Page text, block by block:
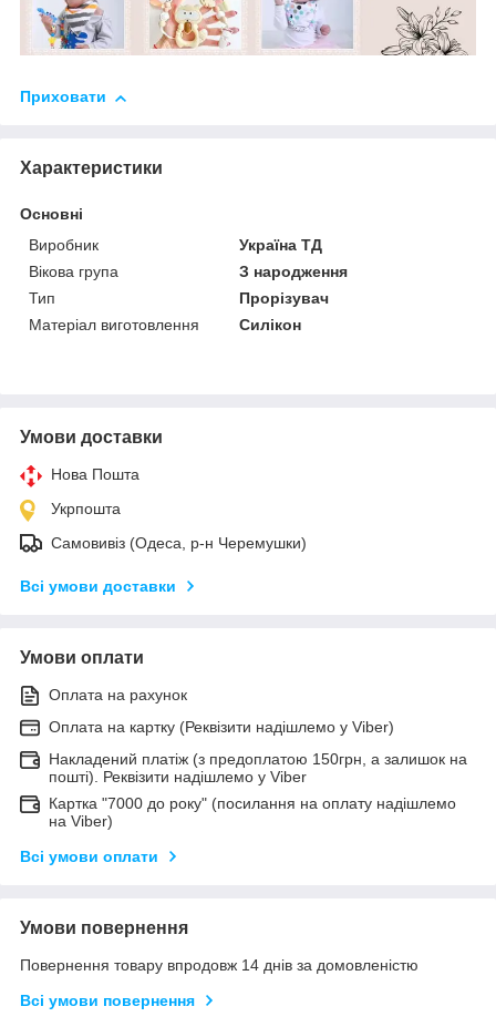
Приховати
Характеристики
Основні
Виробник
Україна ТД
Вікова група
З народження
Тип
Прорізувач
Матеріал виготовлення
Силікон
Умови доставки
Нова Пошта
Укрпошта
Самовивіз (Одеса, р-н Черемушки)
Всі умови доставки
Умови оплати
Оплата на рахунок
Оплата на картку (Реквізити надішлемо у Viber)
Накладений платіж (з предоплатою 150грн, а залишок на
пошті). Реквізити надішлемо у Viber
Картка "7000 до року" (посилання на оплату надішлемо
на Viber)
Всі умови оплати
Умови повернення
Повернення товару впродовж 14 днів за домовленістю
Всі умови повернення